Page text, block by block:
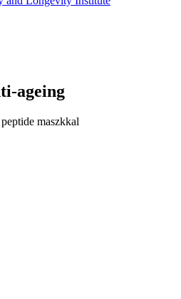
ageing
maszkkal